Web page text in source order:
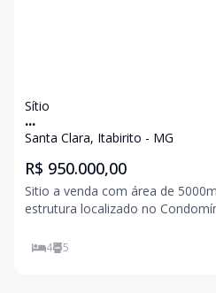
Sítio
...
Santa Clara, Itabirito - MG
R$ 950.000,00
Sitio a venda com área de
estrutura localizado no
04 quartos sendo uma suite
4 5